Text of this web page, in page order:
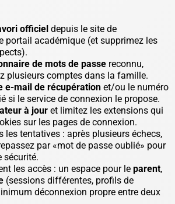
officiel depuis le site de
portail académique (et supprimez les
de mots de passe reconnu,
plusieurs comptes dans la famille.
e-mail de récupération et/ou le numéro
si le service de connexion le propose.
à jour et limitez les extensions qui
sur les pages de connexion.
les tentatives : après plusieurs échecs,
par «mot de passe oublié» pour
sécurité.
les accès : un espace pour le parent,
(sessions différentes, profils de
déconnexion propre entre deux